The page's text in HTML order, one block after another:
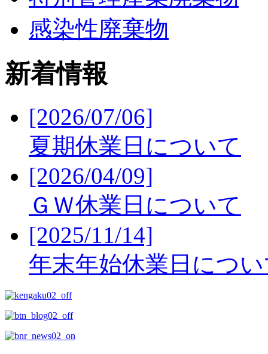
感染性廃棄物
新着情報
[2026/07/06]
夏期休業日について
[2026/04/09]
ＧＷ休業日について
[2025/11/14]
年末年始休業日につ